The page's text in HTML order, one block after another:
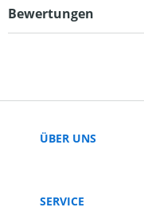
Bewertungen
ÜBER UNS
SERVICE